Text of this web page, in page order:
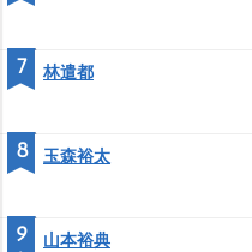
林遣都
7
玉森裕太
8
山本裕典
9